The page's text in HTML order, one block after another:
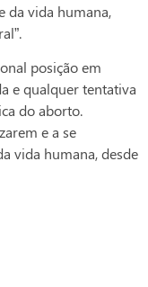
da vida humana,
posição em
e qualquer tentativa
do aborto.
e a se
vida humana, desde